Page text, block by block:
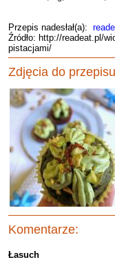
Przepis nadesłał(a):
Źródło: http://readeat.pl/
pistacjami/
Zdjęcia do
Komentarze:
Łasuch